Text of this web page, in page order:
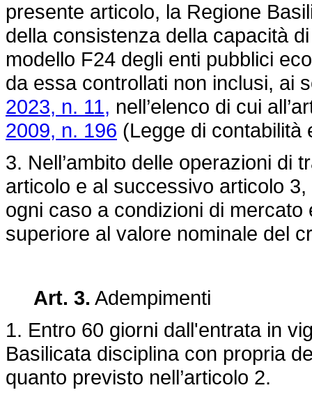
presente articolo, la Regione
della consistenza della capacità
modello F24 degli enti pubblici
da essa controllati non inclusi, ai
2023, n. 11, nell’elenco di cui
2009, n. 196 (Legge di contabilità
3. Nell’ambito delle operazioni di
articolo e al successivo articolo
ogni caso a condizioni di
superiore al valore nominale del
Art. 3. Adempimenti
1. Entro 60 giorni dall'entrata in
Basilicata disciplina con propria
quanto previsto nell’articolo 2.